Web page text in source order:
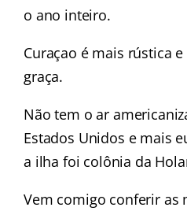
o ano inteiro.
Curaçao é mais rústica
graça.
Não tem o ar
Estados Unidos e mais
a ilha foi colônia da
Vem comigo conferir as